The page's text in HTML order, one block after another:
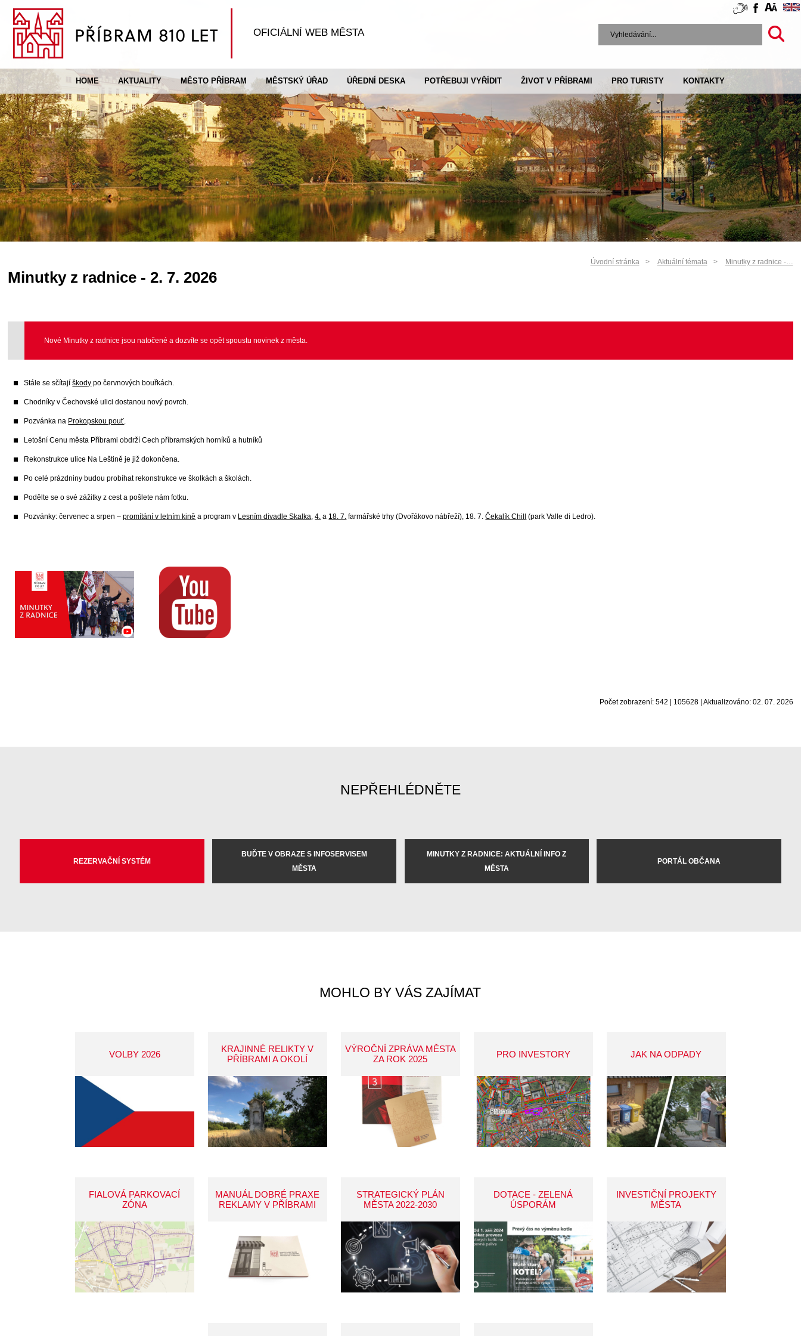
OFICIÁLNÍ WEB MĚSTA
HOME AKTUALITY MĚSTO PŘÍBRAM MĚSTSKÝ ÚŘAD ÚŘEDNÍ DESKA POTŘEBUJI VYŘÍDIT ŽIVOT V PŘÍBRAMI PRO TURISTY KONTAKTY
Úvodní stránka Aktuální témata Minutky z radnice -…
Minutky z radnice - 2. 7. 2026
Nové Minutky z radnice jsou natočené a dozvíte se opět spoustu novinek z města.
Stále se sčítajíškody po červnových bouřkách.
Chodníky v Čechovské ulici dostanou nový povrch.
Pozvánka na Prokopskou pouť.
Letošní Cenu města Příbrami obdrží Cech příbramských horníků a hutníků
Rekonstrukce ulice Na Leštině je již dokončena.
Po celé prázdniny budou probíhat rekonstrukce ve školkách a školách.
Podělte se o své zážitky z cest a pošlete nám fotku.
Pozvánky: červenec a srpen –promítání v letním kině a program v Lesním divadle Skalka,4. a 18. 7. farmářské trhy (Dvořákovo nábřeží), 18. 7.Čekalík Chill (park Valle di Ledro).
Počet zobrazení: 542 | 105628 | Aktualizováno: 02. 07. 2026
NEPŘEHLÉDNĚTE
REZERVAČNÍ SYSTÉM
BUĎTE V OBRAZE S INFOSERVISEM
MĚSTA
MINUTKY Z RADNICE: AKTUÁLNÍ INFO Z
MĚSTA
PORTÁL OBČANA
MOHLO BY VÁS ZAJÍMAT
VOLBY 2026
KRAJINNÉ RELIKTY V
PŘÍBRAMI A OKOLÍ
VÝROČNÍ ZPRÁVA MĚSTA
ZA ROK 2025
PRO INVESTORY JAK NA ODPADY
FIALOVÁ PARKOVACÍ
ZÓNA
MANUÁL DOBRÉ PRAXE
REKLAMY V PŘÍBRAMI
STRATEGICKÝ PLÁN
MĚSTA 2022-2030
DOTACE - ZELENÁ
ÚSPORÁM
INVESTIČNÍ PROJEKTY
MĚSTA